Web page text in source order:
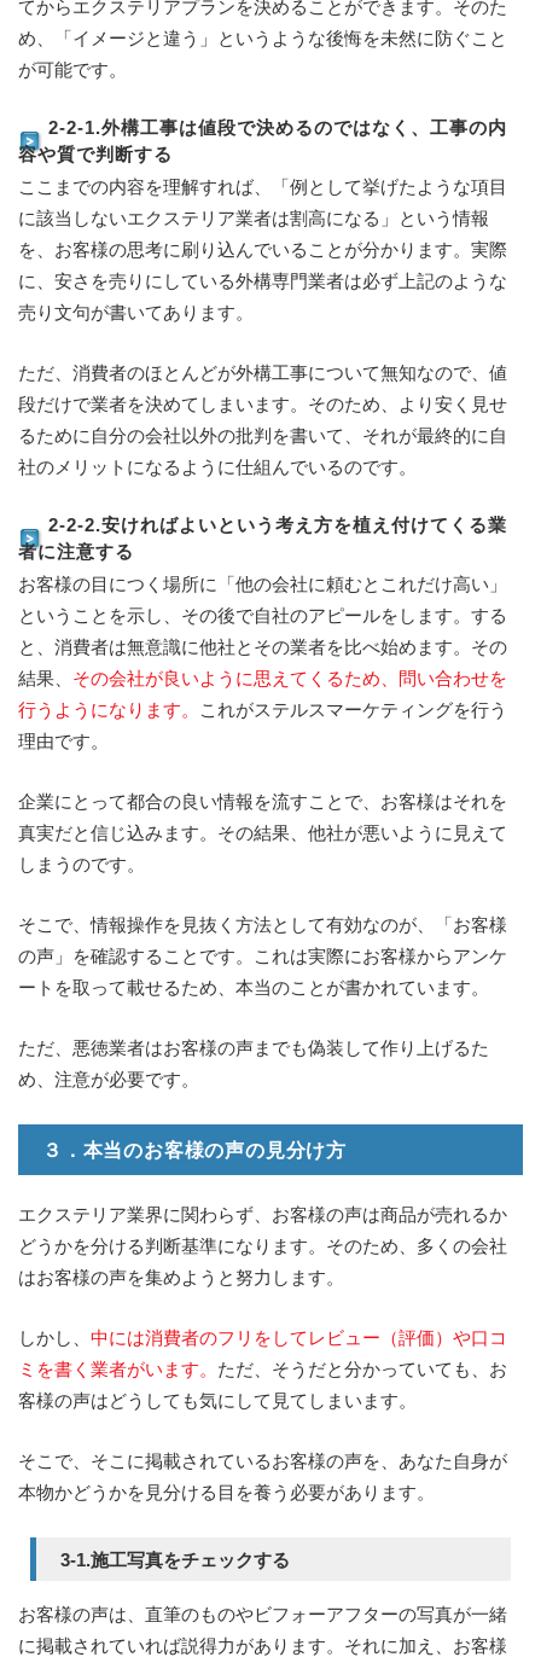
てからエクステリアプランを決めることができます。そのた
め、「イメージと違う」というような後悔を未然に防ぐこと
が可能です。
2-2-1.外構工事は値段で決めるのではなく、工事の内
容や質で判断する
ここまでの内容を理解すれば、「例として挙げたような項目
に該当しないエクステリア業者は割高になる」という情報
を、お客様の思考に刷り込んでいることが分かります。実際
に、安さを売りにしている外構専門業者は必ず上記のような
売り文句が書いてあります。
ただ、消費者のほとんどが外構工事について無知なので、値
段だけで業者を決めてしまいます。そのため、より安く見せ
るために自分の会社以外の批判を書いて、それが最終的に自
社のメリットになるように仕組んでいるのです。
2-2-2.安ければよいという考え方を植え付けてくる業
者に注意する
お客様の目につく場所に「他の会社に頼むとこれだけ高い」
ということを示し、その後で自社のアピールをします。する
と、消費者は無意識に他社とその業者を比べ始めます。その
結果、 その会社が良いように思えてくるため、問い合わせを
行うようになります。
これがステルスマーケティングを行う
理由です。
企業にとって都合の良い情報を流すことで、お客様はそれを
真実だと信じ込みます。その結果、他社が悪いように見えて
しまうのです。
そこで、情報操作を見抜く方法として有効なのが、「お客様
の声」を確認することです。これは実際にお客様からアンケ
ートを取って載せるため、本当のことが書かれています。
ただ、悪徳業者はお客様の声までも偽装して作り上げるた
め、注意が必要です。
３．本当のお客様の声の見分け方
エクステリア業界に関わらず、お客様の声は商品が売れるか
どうかを分ける判断基準になります。そのため、多くの会社
はお客様の声を集めようと努力します。
しかし、 中には消費者のフリをしてレビュー（評価）や口コ
ミを書く業者がいます。 ただ、そうだと分かっていても、お
客様の声はどうしても気にして見てしまいます。
そこで、そこに掲載されているお客様の声を、あなた自身が
本物かどうかを見分ける目を養う必要があります。
3-1.施工写真をチェックする
お客様の声は、直筆のものやビフォーアフターの写真が一緒
に掲載されていれば説得力があります。それに加え、お客様